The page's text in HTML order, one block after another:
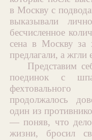
в Москву с
выказывали
бесчисленное
сена в Москву за
предлагали, а жгли
Представим
поединок с
продолжалось
один из
— поняв, что дело
жизни, бросил